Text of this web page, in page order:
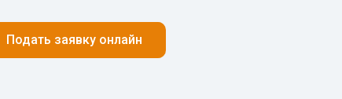
Подать заявку онлайн